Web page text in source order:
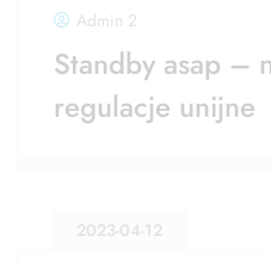
Admin 2
Standby asap –
regulacje unijne
2023-04-12